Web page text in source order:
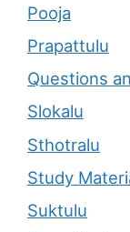
Pooja
Prapattulu
Questions
Slokalu
Sthotralu
Study
Suktulu